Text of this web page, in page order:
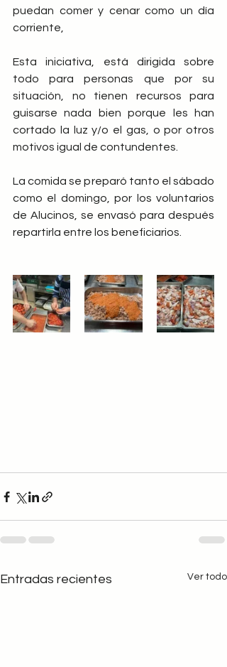
puedan comer y cenar como un día
corriente,
Esta iniciativa, está dirigida sobre
todo para personas que por su
situación, no tienen recursos para
guisarse nada bien porque les han
cortado la luz y/o el gas, o por otros
motivos igual de contundentes.
La comida se preparó tanto el sábado
como el domingo, por los voluntarios
de Alucinos, se envasó para después
repartirla entre los beneficiarios.
Entradas recientes Ver todo